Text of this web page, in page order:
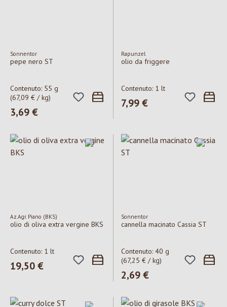
Sonnentor
pepe nero ST
Contenuto: 55 g
(67,09 € / kg)
Prezzo normale:
3,69 €
Rapunzel
olio da friggere
Contenuto: 1 lt
Prezzo normale:
7,99 €
Az.Agr. Piano (BKS)
olio di oliva extra vergine BKS
Contenuto: 1 lt
Prezzo normale:
19,50 €
Sonnentor
cannella macinato Cassia ST
Contenuto: 40 g
(67,25 € / kg)
Prezzo normale:
2,69 €